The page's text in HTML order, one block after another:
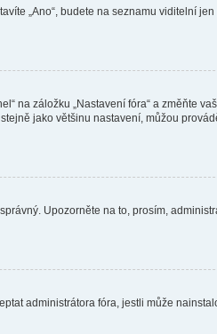
„Ano“, budete na seznamu viditelní jen
na záložku „Nastavení fóra“ a změňte
jako většinu nastavení, můžou
Upozorněte na to, prosím,
administrátora fóra, jestli může